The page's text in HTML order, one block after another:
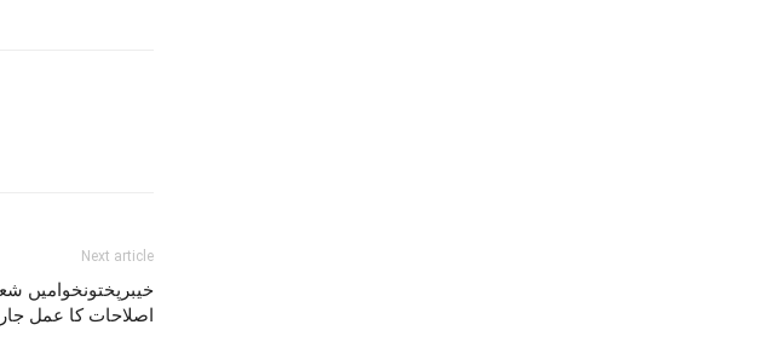
Next article
خیبرپختونخوامیں
اصلاحات کا عمل